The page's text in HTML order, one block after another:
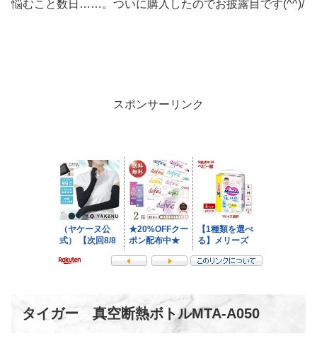
悩むこと数日……。ついに購入したのでお披露目です(^^)/
スポンサーリンク
タイガー 真空断熱ボトルMTA-A050